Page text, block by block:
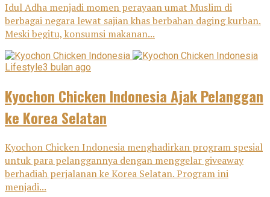
Idul Adha menjadi momen perayaan umat Muslim di
berbagai negara lewat sajian khas berbahan daging kurban.
Meski begitu, konsumsi makanan...
Lifestyle3 bulan ago
Kyochon Chicken Indonesia Ajak Pelanggan
ke Korea Selatan
Kyochon Chicken Indonesia menghadirkan program spesial
untuk para pelanggannya dengan menggelar giveaway
berhadiah perjalanan ke Korea Selatan. Program ini
menjadi...